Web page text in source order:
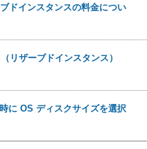
ドインスタンスの料金につい
リザーブドインスタンス）
に OS ディスクサイズを選択